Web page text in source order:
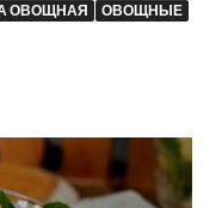
ОВОЩНАЯ ОВОЩНЫЕ